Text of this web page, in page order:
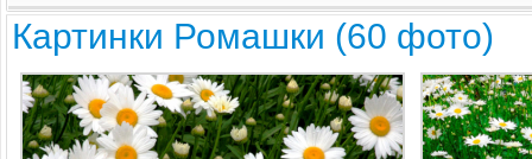
Картинки Ромашки (60 фото)